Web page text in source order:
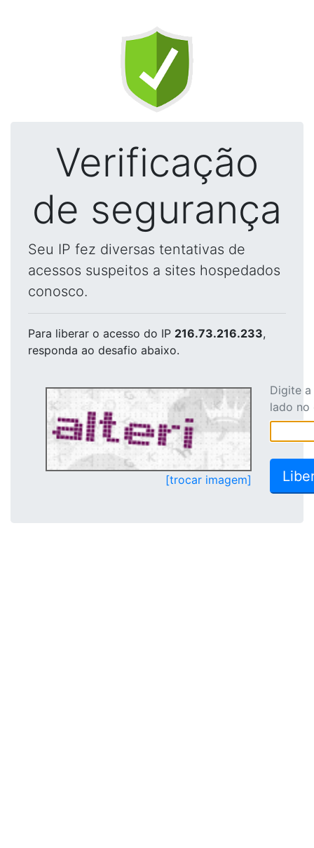
Verificação
de segurança
Seu IP fez diversas tentativas de
acessos suspeitos a sites hospedados
conosco.
Para liberar o acesso do IP 216.73.216.233,
responda ao desafio abaixo.
[trocar imagem]
Digite
lado no